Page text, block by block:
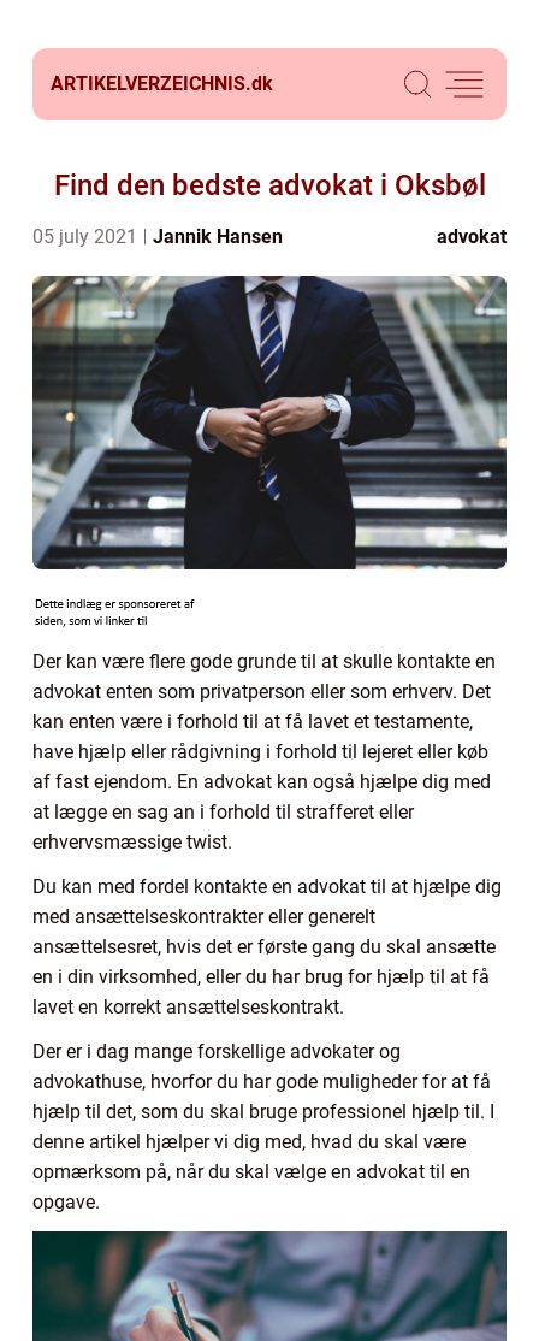
ARTIKELVERZEICHNIS.dk
Find den bedste advokat i Oksbøl
05 july 2021 Jannik Hansen advokat
Der kan være flere gode grunde til at skulle kontakte en
advokat enten som privatperson eller som erhverv. Det
kan enten være i forhold til at få lavet et testamente,
have hjælp eller rådgivning i forhold til lejeret eller køb
af fast ejendom. En advokat kan også hjælpe dig med
at lægge en sag an i forhold til strafferet eller
erhvervsmæssige twist.
Du kan med fordel kontakte en advokat til at hjælpe dig
med ansættelseskontrakter eller generelt
ansættelsesret, hvis det er første gang du skal ansætte
en i din virksomhed, eller du har brug for hjælp til at få
lavet en korrekt ansættelseskontrakt.
Der er i dag mange forskellige advokater og
advokathuse, hvorfor du har gode muligheder for at få
hjælp til det, som du skal bruge professionel hjælp til. I
denne artikel hjælper vi dig med, hvad du skal være
opmærksom på, når du skal vælge en advokat til en
opgave.